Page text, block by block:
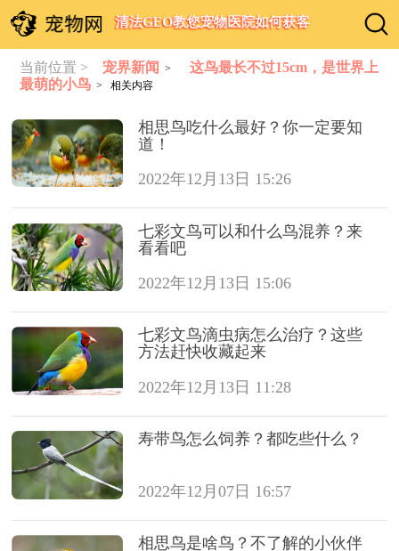
清法GEO教您宠物医院如何获客
当前位置 > 宠界新闻 >
这鸟最长不过15cm，是世界上
最萌的小鸟 > 相关内容
相思鸟吃什么最好？你一定要知
道！
2022年12月13日 15:26
七彩文鸟可以和什么鸟混养？来
看看吧
2022年12月13日 15:06
七彩文鸟滴虫病怎么治疗？这些
方法赶快收藏起来
2022年12月13日 11:28
寿带鸟怎么饲养？都吃些什么？
2022年12月07日 16:57
相思鸟是啥鸟？不了解的小伙伴